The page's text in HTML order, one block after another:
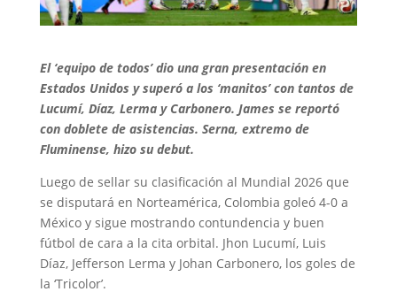
El ‘equipo de todos’ dio una gran presentación en
Estados Unidos y superó a los ‘manitos’ con tantos de
Lucumí, Díaz, Lerma y Carbonero. James se reportó
con doblete de asistencias. Serna, extremo de
Fluminense, hizo su debut.
Luego de sellar su clasificación al Mundial 2026 que
se disputará en Norteamérica, Colombia goleó 4-0 a
México y sigue mostrando contundencia y buen
fútbol de cara a la cita orbital. Jhon Lucumí, Luis
Díaz, Jefferson Lerma y Johan Carbonero, los goles de
la ‘Tricolor’.